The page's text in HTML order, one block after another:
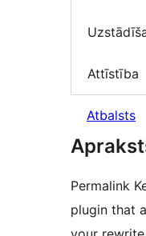
Attīstība
Atbalsts
Permalink
plugin that